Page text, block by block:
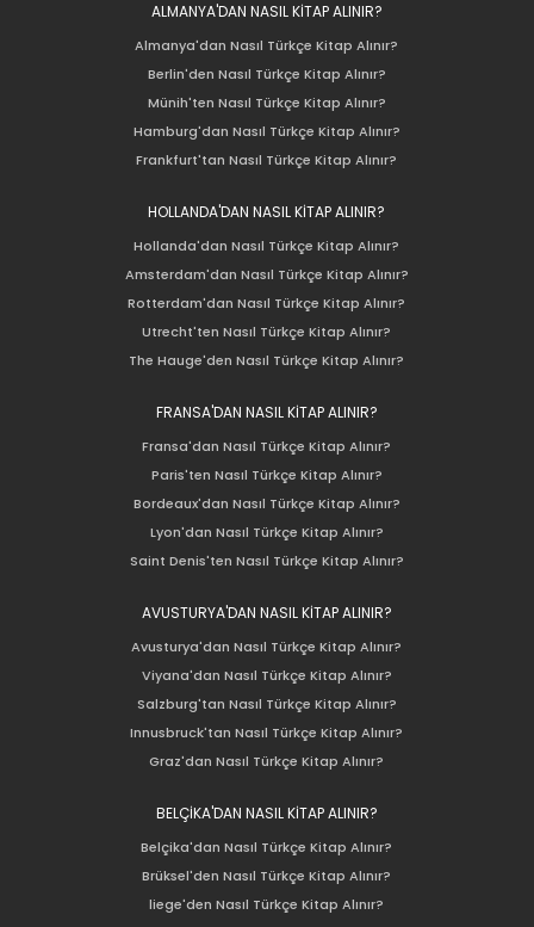
ALMANYA'DAN NASIL KİTAP ALINIR?
Almanya'dan Nasıl Türkçe Kitap Alınır?
Berlin'den Nasıl Türkçe Kitap Alınır?
Münih'ten Nasıl Türkçe Kitap Alınır?
Hamburg'dan Nasıl Türkçe Kitap Alınır?
Frankfurt'tan Nasıl Türkçe Kitap Alınır?
HOLLANDA'DAN NASIL KİTAP ALINIR?
Hollanda'dan Nasıl Türkçe Kitap Alınır?
Amsterdam'dan Nasıl Türkçe Kitap Alınır?
Rotterdam'dan Nasıl Türkçe Kitap Alınır?
Utrecht'ten Nasıl Türkçe Kitap Alınır?
The Hauge'den Nasıl Türkçe Kitap Alınır?
FRANSA'DAN NASIL KİTAP ALINIR?
Fransa'dan Nasıl Türkçe Kitap Alınır?
Paris'ten Nasıl Türkçe Kitap Alınır?
Bordeaux'dan Nasıl Türkçe Kitap Alınır?
Lyon'dan Nasıl Türkçe Kitap Alınır?
Saint Denis'ten Nasıl Türkçe Kitap Alınır?
AVUSTURYA'DAN NASIL KİTAP ALINIR?
Avusturya'dan Nasıl Türkçe Kitap Alınır?
Viyana'dan Nasıl Türkçe Kitap Alınır?
Salzburg'tan Nasıl Türkçe Kitap Alınır?
Innusbruck'tan Nasıl Türkçe Kitap Alınır?
Graz'dan Nasıl Türkçe Kitap Alınır?
BELÇİKA'DAN NASIL KİTAP ALINIR?
Belçika'dan Nasıl Türkçe Kitap Alınır?
Brüksel'den Nasıl Türkçe Kitap Alınır?
liege'den Nasıl Türkçe Kitap Alınır?